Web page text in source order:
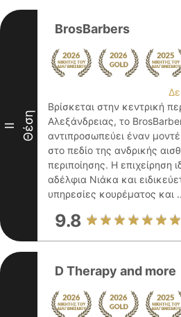
II Θέση
BrosBarbers
Βρίσκεται στην κεντρική
Αλεξάνδρειας, το
αντιπροσωπεύει έναν
στο πεδίο της ανδρικής
περιποίησης. Η επιχείρηση
αδέλφια Νιάκα και
υπηρεσίες κουρέματος και
9.8
D Therapy and more